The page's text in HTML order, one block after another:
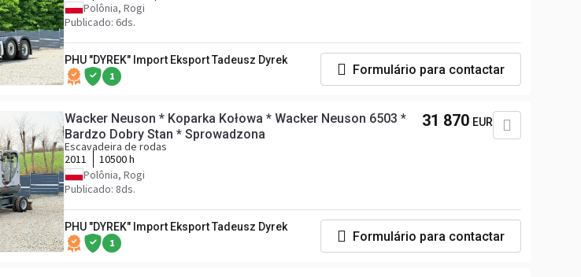
Polônia, Rogi
Publicado: 6ds.
PHU "DYREK" Import Eksport Tadeusz Dyrek
1 Formulário para contactar
Wacker Neuson * Koparka Kołowa * Wacker Neuson 6503 *
Bardzo Dobry Stan * Sprowadzona
Escavadeira de rodas
2011
10500 h
Polônia, Rogi
Publicado: 8ds.
31 870 EUR
PHU "DYREK" Import Eksport Tadeusz Dyrek
1 Formulário para contactar